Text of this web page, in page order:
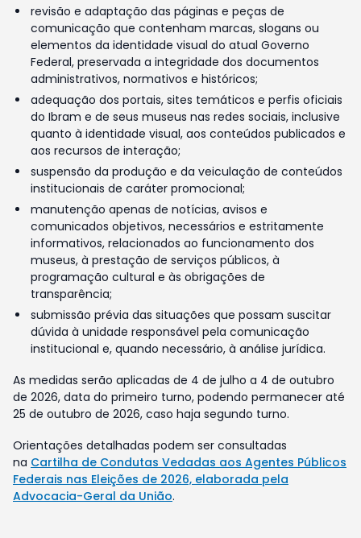
revisão e adaptação das páginas e peças de
comunicação que contenham marcas, slogans ou
elementos da identidade visual do atual Governo
Federal, preservada a integridade dos documentos
administrativos, normativos e históricos;
adequação dos portais, sites temáticos e perfis oficiais
do Ibram e de seus museus nas redes sociais, inclusive
quanto à identidade visual, aos conteúdos publicados e
aos recursos de interação;
suspensão da produção e da veiculação de conteúdos
institucionais de caráter promocional;
manutenção apenas de notícias, avisos e
comunicados objetivos, necessários e estritamente
informativos, relacionados ao funcionamento dos
museus, à prestação de serviços públicos, à
programação cultural e às obrigações de
transparência;
submissão prévia das situações que possam suscitar
dúvida à unidade responsável pela comunicação
institucional e, quando necessário, à análise jurídica.
As medidas serão aplicadas de 4 de julho a 4 de outubro
de 2026, data do primeiro turno, podendo permanecer até
25 de outubro de 2026, caso haja segundo turno.
Orientações detalhadas podem ser consultadas
na Cartilha de Condutas Vedadas aos Agentes Públicos
Federais nas Eleições de 2026, elaborada pela
Advocacia-Geral da União.